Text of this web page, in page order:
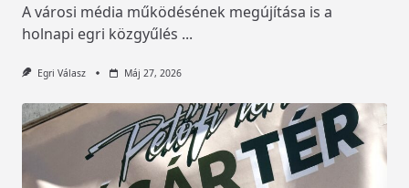
A városi média működésének megújítása is a
holnapi egri közgyűlés ...
Egri Válasz Máj 27, 2026